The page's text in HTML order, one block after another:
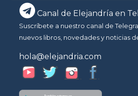
Canal de Elejandría en
Suscríbete a nuestro canal de
nuevos libros, novedades y noticias
hola@elejandria.com